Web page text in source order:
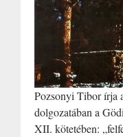
Pozsonyi Tibor írja
dolgozatában a
XII. kötetében: